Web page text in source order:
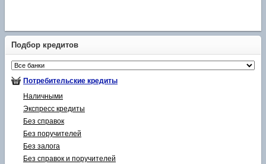
Подбор кредитов
Потребительские кредиты
Наличными
Экспресс кредиты
Без справок
Без поручителей
Без залога
Без справок и поручителей